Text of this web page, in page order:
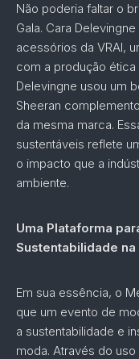
Não poderia faltar o
Gala. Cara
acessórios da VRAI,
com a produção
Delevingne usou um
Sheeran
da mesma marca.
sustentáveis reflete
o impacto que a
ambiente.
Uma Plataforma
Sustentabilidade na
Em sua essência, o
que um evento de
a sustentabilidade e
moda. Através do